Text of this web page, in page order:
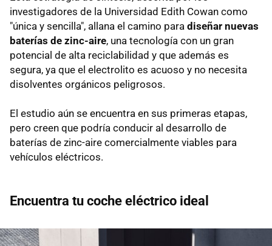
investigadores de la Universidad Edith Cowan como
"única y sencilla", allana el camino para diseñar nuevas
baterías de zinc-aire, una tecnología con un gran
potencial de alta reciclabilidad y que además es
segura, ya que el electrolito es acuoso y no necesita
disolventes orgánicos peligrosos.
El estudio aún se encuentra en sus primeras etapas,
pero creen que podría conducir al desarrollo de
baterías de zinc-aire comercialmente viables para
vehículos eléctricos.
Encuentra tu coche eléctrico ideal